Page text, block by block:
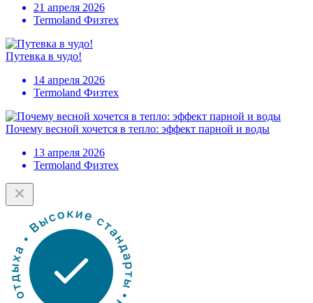
21 апреля 2026
Termoland Физтех
Путевка в чудо!
14 апреля 2026
Termoland Физтех
Почему весной хочется в тепло: эффект парной и воды
13 апреля 2026
Termoland Физтех